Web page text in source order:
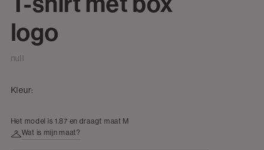
logo
null
Kleur:
Het model is 1.87 en draagt maat M
Wat is mijn maat?